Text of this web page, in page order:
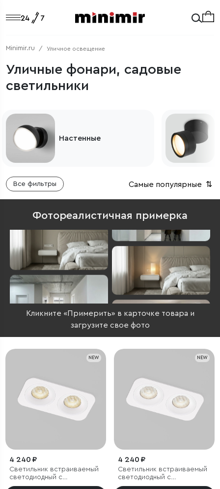
Minimir.ru Уличное освещение
Уличные фонари, садовые
светильники
Настенные
Все фильтры Самые популярные ⇅
Фотореалистичная примерка
Кликните «Примерить» в карточке товара и
загрузите свое фото
NEW
4 240 ₽
Светильник встраиваемый
светодиодный с
антибликовой решеткой
NEW
4 240 ₽
Светильник встраиваемый
светодиодный с
антибликовой решеткой